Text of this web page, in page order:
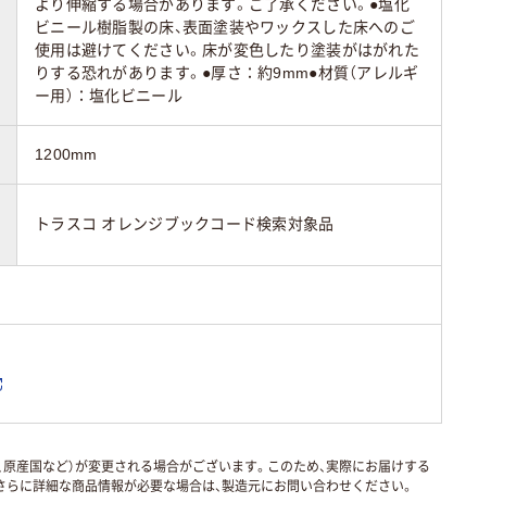
より伸縮する場合があります。ご了承ください。●塩化
ビニール樹脂製の床、表面塗装やワックスした床へのご
使用は避けてください。床が変色したり塗装がはがれた
りする恐れがあります。●厚さ：約9mm●材質（アレルギ
ー用）：塩化ビニール
1200mm
トラスコ オレンジブックコード検索対象品
産国など）が変更される場合がございます。このため、実際にお届けする
に詳細な商品情報が必要な場合は、製造元にお問い合わせください。